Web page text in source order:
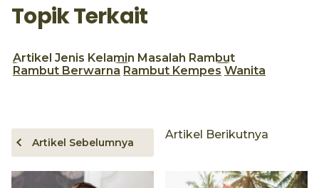
Topik Terkait
Artikel Jenis Kelamin Masalah Rambut
Rambut Berwarna Rambut Kempes Wanita
Artikel Sebelumnya
Artikel Berikutnya